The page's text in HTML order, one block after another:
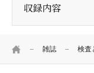
HOME 雑誌 検査
収録内容